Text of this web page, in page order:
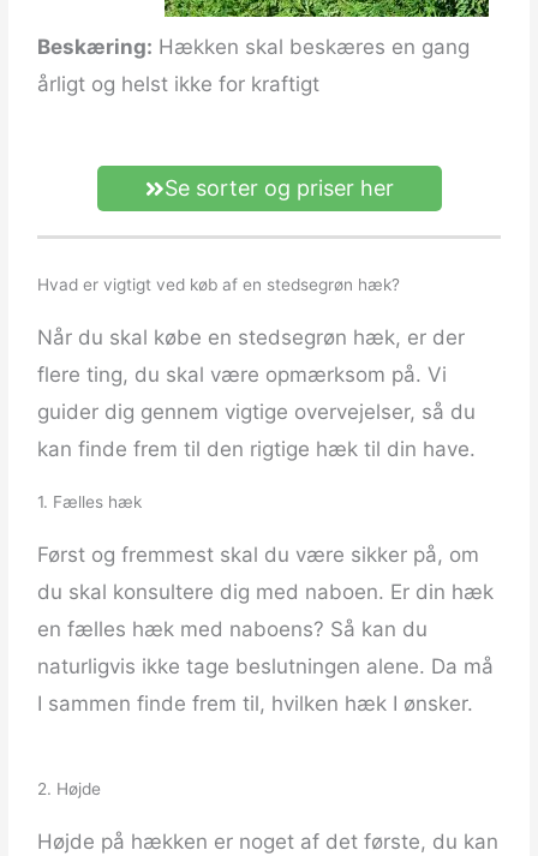
Beskæring: Hækken skal beskæres en gang
årligt og helst ikke for kraftigt
Se sorter og priser her
Hvad er vigtigt ved køb af en stedsegrøn hæk?
Når du skal købe en stedsegrøn hæk, er der
flere ting, du skal være opmærksom på. Vi
guider dig gennem vigtige overvejelser, så du
kan finde frem til den rigtige hæk til din have.
1. Fælles hæk
Først og fremmest skal du være sikker på, om
du skal konsultere dig med naboen. Er din hæk
en fælles hæk med naboens? Så kan du
naturligvis ikke tage beslutningen alene. Da må
I sammen finde frem til, hvilken hæk I ønsker.
2. Højde
Højde på hækken er noget af det første, du kan